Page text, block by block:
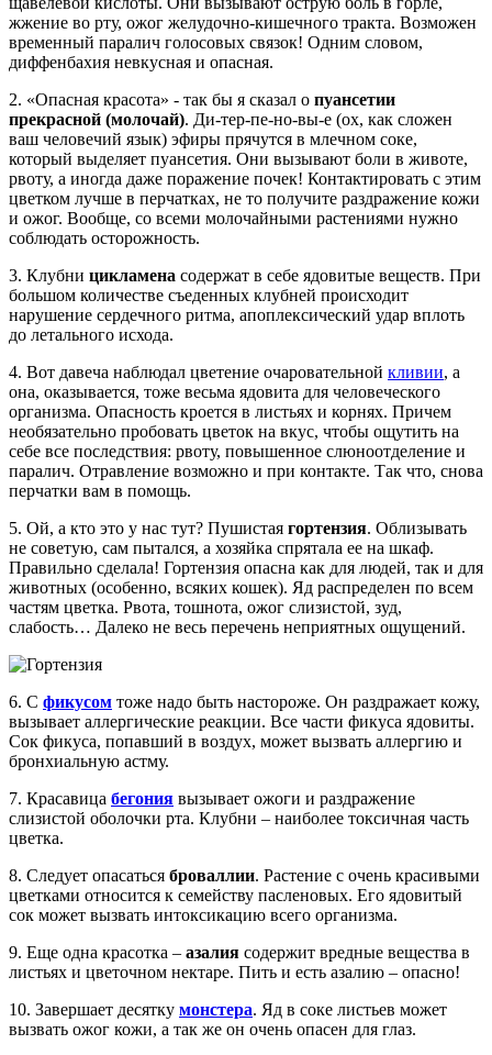
жжение во рту, ожог желудочно-кишечного тракта. Возможен
временный паралич голосовых связок! Одним словом,
диффенбахия невкусная и опасная.
2. «Опасная красота» - так бы я сказал о пуансетии
прекрасной (молочай). Ди-тер-пе-но-вы-е (ох, как сложен
ваш человечий язык) эфиры прячутся в млечном соке,
который выделяет пуансетия. Они вызывают боли в животе,
рвоту, а иногда даже поражение почек! Контактировать с этим
цветком лучше в перчатках, не то получите раздражение кожи
и ожог. Вообще, со всеми молочайными растениями нужно
соблюдать осторожность.
3. Клубни цикламена содержат в себе ядовитые веществ. При
большом количестве съеденных клубней происходит
нарушение сердечного ритма, апоплексический удар вплоть
до летального исхода.
4. Вот давеча наблюдал цветение очаровательной кливии, а
она, оказывается, тоже весьма ядовита для человеческого
организма. Опасность кроется в листьях и корнях. Причем
необязательно пробовать цветок на вкус, чтобы ощутить на
себе все последствия: рвоту, повышенное слюноотделение и
паралич. Отравление возможно и при контакте. Так что, снова
перчатки вам в помощь.
5. Ой, а кто это у нас тут? Пушистая гортензия. Облизывать
не советую, сам пытался, а хозяйка спрятала ее на шкаф.
Правильно сделала! Гортензия опасна как для людей, так и для
животных (особенно, всяких кошек). Яд распределен по всем
частям цветка. Рвота, тошнота, ожог слизистой, зуд,
слабость… Далеко не весь перечень неприятных ощущений.
6. С фикусом тоже надо быть настороже. Он раздражает кожу,
вызывает аллергические реакции. Все части фикуса ядовиты.
Сок фикуса, попавший в воздух, может вызвать аллергию и
бронхиальную астму.
7. Красавица бегония вызывает ожоги и раздражение
слизистой оболочки рта. Клубни – наиболее токсичная часть
цветка.
8. Следует опасаться броваллии. Растение с очень красивыми
цветками относится к семейству пасленовых. Его ядовитый
сок может вызвать интоксикацию всего организма.
9. Еще одна красотка – азалия содержит вредные вещества в
листьях и цветочном нектаре. Пить и есть азалию – опасно!
10. Завершает десятку монстера. Яд в соке листьев может
вызвать ожог кожи, а так же он очень опасен для глаз.